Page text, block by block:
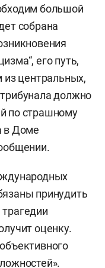
большой
собрана
его путь,
из центральных,
должно
по страшному
в Доме
принудить
оценку.